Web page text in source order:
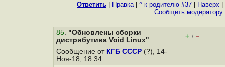
Ответить Правка| ^ к родителю #37 Наверх
Cообщить модератору
85. "Обновлены сборки
дистрибутива Void Linux"
+ / –
Сообщение от КГБ СССР (?), 14-
Ноя-18, 18:34